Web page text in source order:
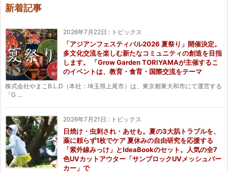
新着記事
2026年7月22日 : トピックス
「アジアンフェスティバル2026 夏祭り」開催決定。
多文化交流を楽しむ新たなコミュニティの創造を目指
します。 「Grow Garden TORIYAMAが主催するこ
のイベントは、教育・食育・国際交流をテーマ
株式会社やまこB.L.D（本社：埼玉県上尾市）は、東京都東大和市にて運営する
「G ...
2026年7月21日 : トピックス
日焼け・虫刺され・あせも。夏の3大肌トラブルを、
薬に頼らず1枚でケア 夏休みの自由研究を応援する
「紫外線みっけ」とIdeaBookのセット。人気の全7
色UVカットアウター「サンブロックUVメッシュパー
カー」で